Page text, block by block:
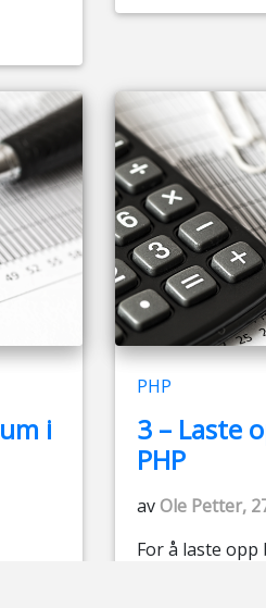
i
PHP
3 – Laste
PHP
avOle Petter,
For å laste